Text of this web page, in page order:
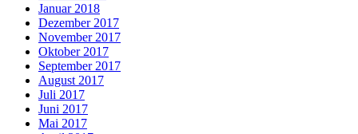
Januar 2018
Dezember 2017
November 2017
Oktober 2017
September 2017
August 2017
Juli 2017
Juni 2017
Mai 2017